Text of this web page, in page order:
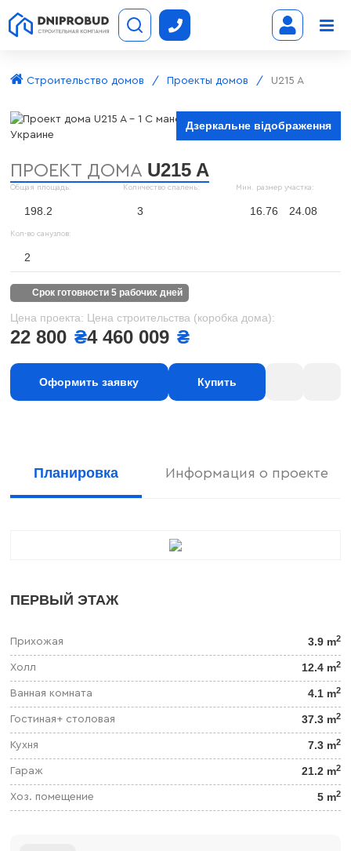
Строительство домов Проекты домов U215 A
Дзеркальне відображення
ПРОЕКТ ДОМА U215 A
Общая площадь:
198.2
Количество спалень:
3
Мин. размер участка:
16.76 24.08
Кол-во санузлов:
2
срок готовности 5 рабочих дней
Цена проекта:
22 800 ₴
Цена строительства (коробка дома):
4 460 009 ₴
Оформить заявку Купить
Планировка Информация о проекте
ПЕРВЫЙ ЭТАЖ
Прихожая 3.9 m2
Холл 12.4 m2
Ванная комната 4.1 m2
Гостиная+ столовая 37.3 m2
Кухня 7.3 m2
Гараж 21.2 m2
Хоз. помещение 5 m2